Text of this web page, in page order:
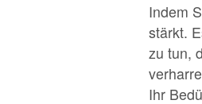
Indem
stärkt.
zu tun,
Ihr